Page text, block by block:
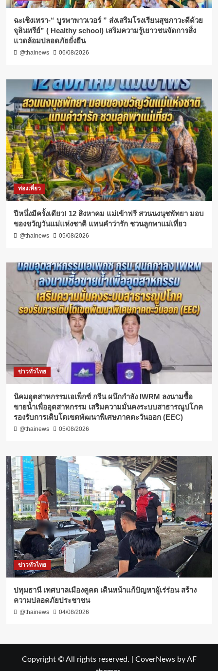
ฉะเชิงเทรา-​“ บูรพาพาวเวอร์ ” ส่งเสริมโรงเรียนสุขภาวะดีด้วย
จุลินทรีย์” ( Healthy school) เสริมความรู้เยาวชนจัดการสิ่ง
แวดล้อมปลอดภัยยั่งยืน
@thainews 06/08/2026
ท่องเที่ยว
ปีหนึ่งมีครั้งเดียว! 12 สิงหาคม แม่เข้าฟรี สวนนงนุชพัทยา มอบ
ของขวัญวันแม่แห่งชาติ แทนคำว่ารัก ชวนลูกพาแม่เที่ยว
@thainews 05/08/2026
ข่าวทั่วไทย
​นิคมอุตสาหกรรมเอเพ็กซ์ กรีน ผนึกกำลัง IWRM ลงนามซื้อ
ขายน้ำเพื่ออุตสาหกรรม เสริมความมั่นคงระบบสาธารณูปโภค
รองรับการเติบโตเขตพัฒนาพิเศษภาคตะวันออก (EEC)
@thainews 05/08/2026
ข่าวทั่วไทย
ปทุมธานี เทศบาลเมืองคูคต เดินหน้าแก้ปัญหาผู้เร่ร่อน สร้าง
ความปลอดภัยประชาชน
@thainews 04/08/2026
Copyright © All rights reserved. CoverNewsby AF